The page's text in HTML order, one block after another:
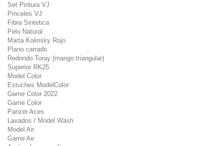
Set Pintura VJ
Pinceles VJ
Fibra Sintetica
Pelo Natural
Marta Kolinsky Rojo
Plano carrado
Redondo Toray (mango triangular)
Superior RK25
Model Color
Estuches ModelColor
Game Color 2022
Game Color
Panzer Aces
Lavados / Model Wash
Model Air
Game Air